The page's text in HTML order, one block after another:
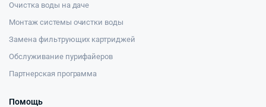
Очистка воды на даче
Монтаж системы очистки воды
Замена фильтрующих картриджей
Обслуживание пурифайеров
Партнерская программа
Помощь